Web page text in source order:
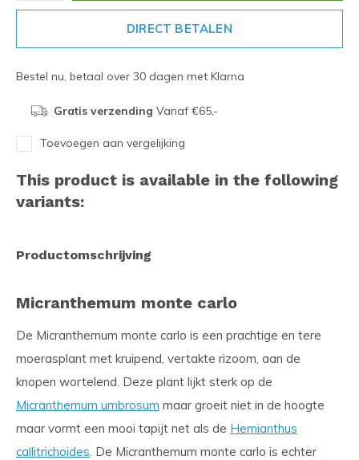
DIRECT BETALEN
Bestel nu, betaal over 30 dagen met Klarna
Gratis verzending Vanaf €65,-
Toevoegen aan vergelijking
This product is available in the following
variants:
Productomschrijving
Micranthemum monte carlo
De Micranthemum monte carlo is een prachtige en tere
moerasplant met kruipend, vertakte rizoom, aan de
knopen wortelend. Deze plant lijkt sterk op de
Micranthemum umbrosum maar groeit niet in de hoogte
maar vormt een mooi tapijt net als de Hemianthus
callitrichoides. De Micranthemum monte carlo is echter